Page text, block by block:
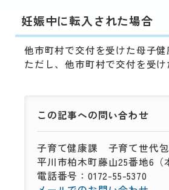
妊娠中に転入された場合
他市町村で交付を受けた母子
ただし、他市町村で交付を受
この記事への問い合わせ
子育て健康課 子育て世代
平川市柏木町藤山25番地6（
電話番号：0172-55-5370